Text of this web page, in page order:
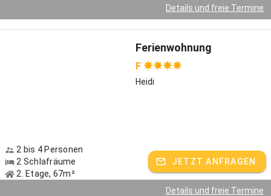
Damit können Sie die wichtigsten Freizeitbetriebe des Ortes
kostenfrei und nahezu uneingeschränkt nutzen.
- Bergbahnen
besuchen.
Ein duftender Kaiserschmarrn oder eine kräftige Brotzeit wird Sie
für Ihre Wanderung belohnen.
Details und freie Termine
Ferienwohnung
F
Heidi
2 bis 4 Personen
2 Schlafräume
2. Etage, 67m²
JETZT ANFRAGEN
Details und freie Termine